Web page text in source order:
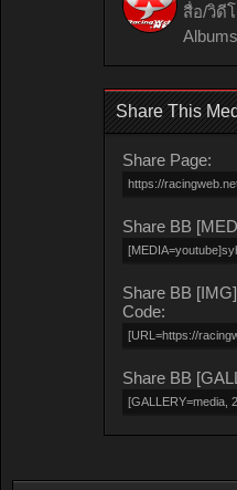
สื่อ/วิดี
Share This
Share Page:
Share BB
Share BB
Code:
Share BB